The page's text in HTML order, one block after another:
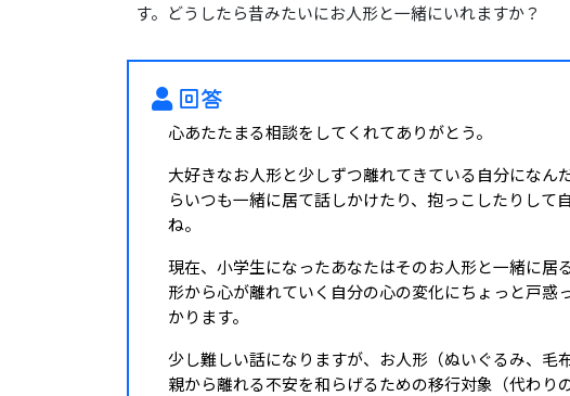
す。どうしたら昔みたいにお人形と一緒にいれますか？
回答
心あたたまる相談をしてくれてありがとう。
大好きなお人形と少しずつ離れてきている自分にな
らいつも一緒に居て話しかけたり、抱っこしたりし
ね。
現在、小学生になったあなたはそのお人形と一緒に居
形から心が離れていく自分の心の変化にちょっと戸
かります。
少し難しい話になりますが、お人形（ぬいぐるみ、
親から離れる不安を和らげるための移行対象（代わ